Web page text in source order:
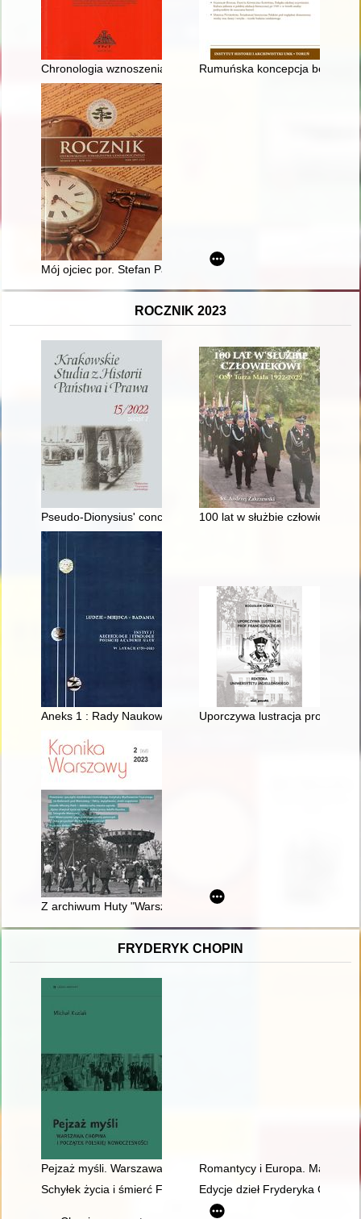
Chronologia wznoszenia krzyżackiego murowanego zamku
Rumuńska koncepcja
Mój ojciec por. Stefan Paszek ps. "Balta" i "Walter"
ROCZNIK 2023
Pseudo-Dionysius' concept of hierarchy and the imperial cult
100 lat w służbie człowiekowi :
Aneks 1 : Rady Naukowe IHKM / IAE PAN w latach 1954-2023
Uporczywa lustracja prof.
Z archiwum Huty "Warszawa"
FRYDERYK CHOPIN
Pejzaż myśli. Warszawa Chopina i początek polskiej
Romantycy i Europa.
Schyłek życia i śmierć Fryderyka Chopina [1810-1849]
Edycje dzieł Fryderyka